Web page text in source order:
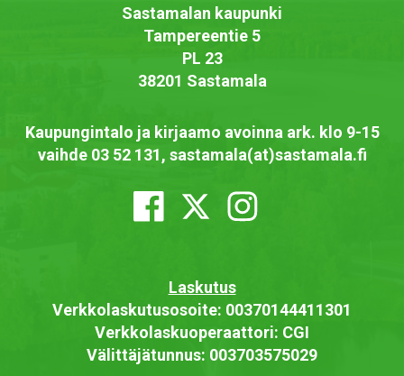
Sastamalan kaupunki
Tampereentie 5
PL 23
38201 Sastamala
Kaupungintalo ja kirjaamo avoinna ark. klo 9-15
vaihde 03 52 131, sastamala(at)sastamala.fi
Laskutus
Verkkolaskutusosoite: 00370144411301
Verkkolaskuoperaattori: CGI
Välittäjätunnus: 003703575029